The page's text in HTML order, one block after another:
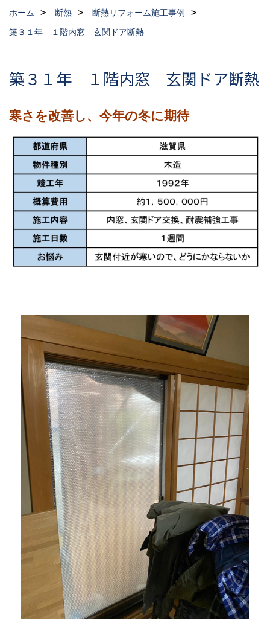
ホーム 断熱
断熱リフォーム施工事例
築３１年 １階内窓 玄関ドア断熱
築３１年 １階内窓 玄関ドア断熱
寒さを改善し、今年の冬に期待